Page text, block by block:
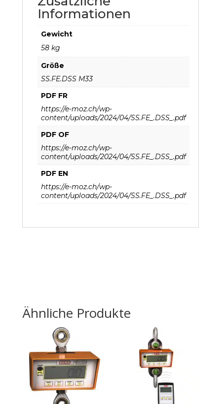
Informationen
Gewicht
58 kg
Größe
SS.FE.DSS M33
PDF FR
https://e-moz.ch/wp-
content/uploads/2024/04/SS.FE_.DSS_.pdf
PDF OF
https://e-moz.ch/wp-
content/uploads/2024/04/SS.FE_.DSS_.pdf
PDF EN
https://e-moz.ch/wp-
content/uploads/2024/04/SS.FE_.DSS_.pdf
Ähnliche Produkte